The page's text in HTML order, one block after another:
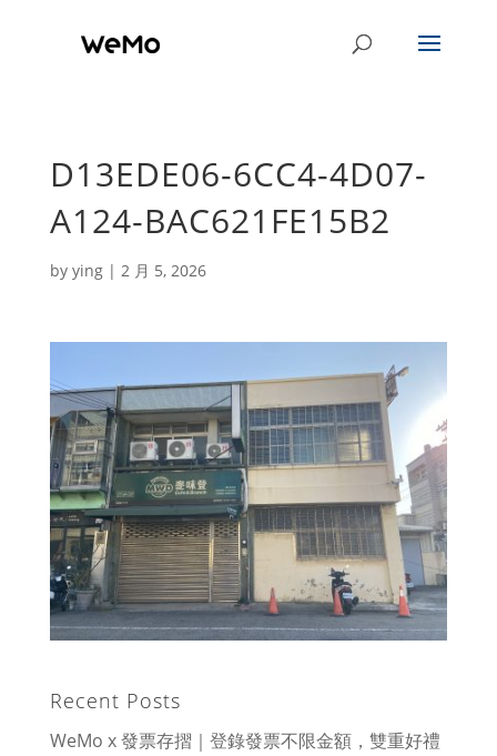
D13EDE06-6CC4-4D07-
A124-BAC621FE15B2
by ying| 2 月 5, 2026
Recent Posts
WeMo x 發票存摺｜登錄發票不限金額，雙重好禮